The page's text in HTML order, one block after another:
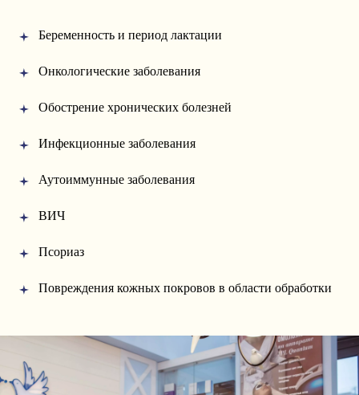
Беременность и период лактации
Онкологические заболевания
Обострение хронических болезней
Инфекционные заболевания
Аутоиммунные заболевания
ВИЧ
Псориаз
Повреждения кожных покровов в области обработки